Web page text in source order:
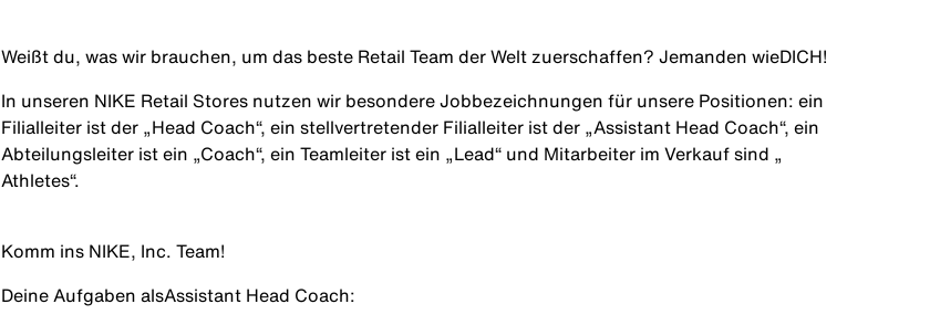
Weißt du, was wir brauchen, um das beste Retail Team der Welt zuerschaffen? Jemanden wieDICH!
In unseren NIKE Retail Stores nutzen wir besondere Jobbezeichnungen für unsere Positionen: ein
Filialleiter ist der „Head Coach“, ein stellvertretender Filialleiter ist der „Assistant Head Coach“, ein
Abteilungsleiter ist ein „Coach“, ein Teamleiter ist ein „Lead“ und Mitarbeiter im Verkauf sind „
Athletes“.
Komm ins NIKE, Inc. Team!
Deine Aufgaben alsAssistant Head Coach: